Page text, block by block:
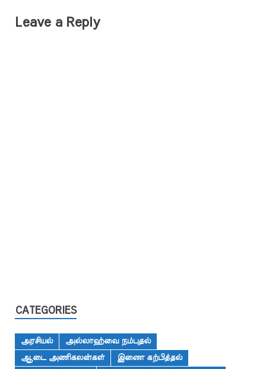
Leave a Reply
CATEGORIES
அரசியல்
அல்லாஹ்வை நம்புதல்
ஆடை அணிகலன்கள்
இணை கற்பித்தல்